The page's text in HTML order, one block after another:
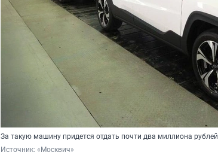
За такую машину придется отдать почти два миллиона рублей
Источник: «Москвич»